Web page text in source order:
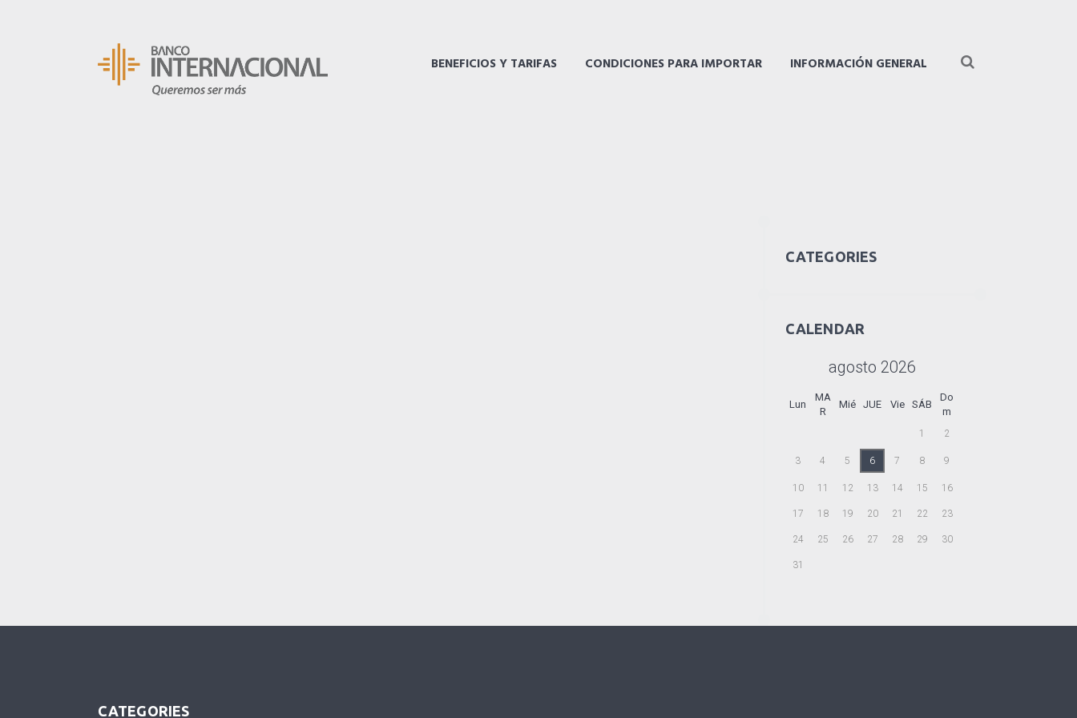
BENEFICIOS Y TARIFAS CONDICIONES PARA IMPORTAR INFORMACIÓN GENERAL
CATEGORIES
CALENDAR
agosto 2026
Lun
MA
R
Mié JUE Vie SÁB
Do
m
1 2
3 4 5 6 7 8 9
10 11 12 13 14 15 16
17 18 19 20 21 22 23
24 25 26 27 28 29 30
31
CATEGORIES